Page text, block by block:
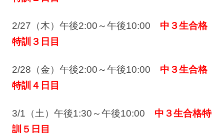
2/27（木）午後2:00～午後10:00 中３生合格
特訓３日目
2/28（金）午後2:00～午後10:00 中３生合格
特訓４日目
3/1（土）午後1:30～午後10:00 中３生合格特
訓５日目